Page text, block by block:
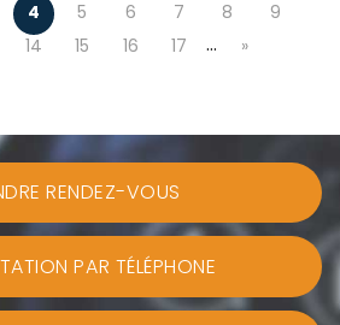
4 5 6 7 8
9
14 15 16 17 … »
RENDEZ-VOUS
PAR TÉLÉPHONE